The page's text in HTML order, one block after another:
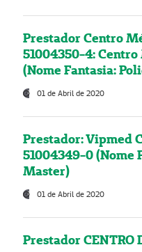
Prestador Centro
51004350-4:
(Nome Fantasia:
01 de Abril de 2020
Prestador: Vipmed
51004349-0 (Nome
Master)
01 de Abril de 2020
Prestador CENTRO